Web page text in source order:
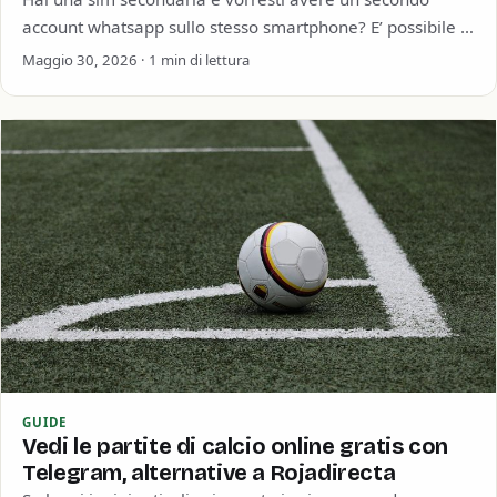
account whatsapp sullo stesso smartphone? E’ possibile e
in questa guida ti spieghiamo…
Maggio 30, 2026 · 1 min di lettura
GUIDE
Vedi le partite di calcio online gratis con
Telegram, alternative a Rojadirecta